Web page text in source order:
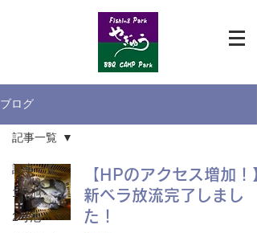
ブログ
記事一覧
1号池
2号池
記事一覧
【HPのアクセス増加！
新ベラ放流完了しまし
た！